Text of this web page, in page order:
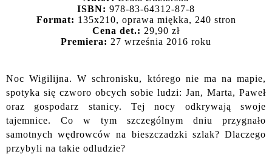
ISBN: 978-83-64312-87-8
Format: 135x210, oprawa miękka, 240 stron
Cena det.: 29,90 zł
Premiera: 27 września 2016 roku
Noc Wigilijna. W schronisku, którego nie ma na mapie,
spotyka się czworo obcych sobie ludzi: Jan, Marta, Paweł
oraz gospodarz stanicy. Tej nocy odkrywają swoje
tajemnice. Co w tym szczególnym dniu przygnało
samotnych wędrowców na bieszczadzki szlak? Dlaczego
przybyli na takie odludzie?